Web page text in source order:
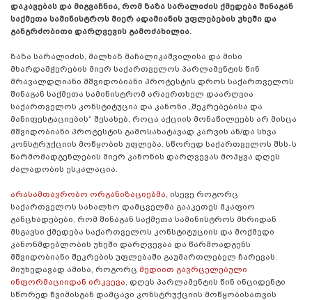
დაკავებას და მიგვაჩნია, რომ ზაზა სარალიძის ქმედება შინაგან
საქმეთა სამინისტროს მიერ ადამიანის უფლებების უხეში და
განგრძობითი დარღვევის გამოძახილია.
ზაზა სარალიძის, მალხაზ მაჩალიკაშვილისა და მისი
მხარდამჭერების მიერ საქართველოს პარლამენტის წინ
მრავალდღიანი მშვიდობიანი პროტესტის დროს საქართველოს
შინაგან საქმეთა სამინისტრომ არაერთხელ დაარღვია
საქართველოს კონსტიტუცია და კანონი „შეკრებებისა და
მანიფესტაციების“ შესახებ, როცა აქციის მონაწილეებს არ მისცა
მშვიდობიანი პროტესტის გამოსახატავად კარვის ან/და სხვა
კონსტრუქციის მოწყობის უფლება. სწორედ საქართველოს შსს-ს
წარმომადგენლების მიერ კანონის დარღვევას მოჰყვა დღეს
ძალადობის ესკალაცია.
არასამთავრობო ორგანიზაციებმა, ისევე როგორც
საქართველოს სახალხო დამცველმა გააკეთეს მკაფიო
განცხადებები, რომ შინაგან საქმეთა სამინისტროს მხრიდან
მსგავსი ქმედება საქართველოს კონსტიტუციის და მოქმედი
კანონმდებლობის უხეში დარღვევაა და წარმოადგენს
მშვიდობიანი შეკრების უფლებაში გაუმართლებელ ჩარევას.
მიუხედავად ამისა, როგორც მედიით გავრცელებული
ინფორმაციიდან ირკვევა, დღეს პარლამენტის წინ ინციდენტი
სწორედ წვიმისგან დამცავი კონსტრუქციის მოწყობისათვის